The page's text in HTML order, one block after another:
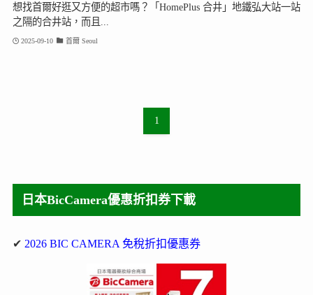
想找首爾好逛又方便的超市嗎？「HomePlus 合井」地鐵弘大站一站
之隔的合井站，而且...
2025-09-10 首爾 Seoul
1
日本BicCamera優惠折扣券下載
✔ 2026 BIC CAMERA 免稅折扣優惠券